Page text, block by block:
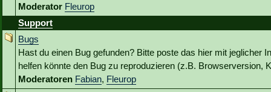
Moderator Fleurop
Support
Bugs
Hast du einen Bug gefunden? Bitte poste das hier mit jeglicher
helfen könnte den Bug zu reproduzieren (z.B. Browserversion,
Moderatoren Fabian, Fleurop